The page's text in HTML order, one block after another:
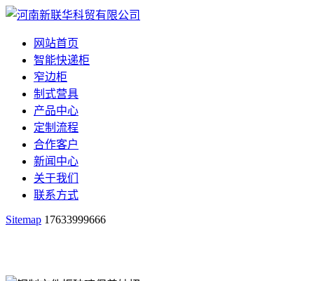
网站首页
智能快递柜
窄边柜
制式营具
产品中心
定制流程
合作客户
新闻中心
关于我们
联系方式
Sitemap 17633999666